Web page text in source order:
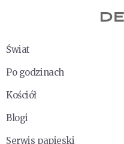
Świat
Po godzinach
Kościół
Blogi
Serwis papieski